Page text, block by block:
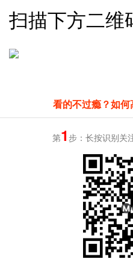
扫描下方二维
看的不过瘾？如
第1 步：长按识别关